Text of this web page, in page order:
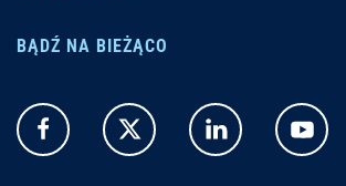
BĄDŹ NA BIEŻĄCO